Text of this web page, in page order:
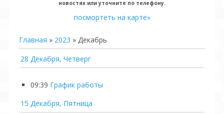
новостях или уточните по телефону.
посмортеть на карте»
Главная » 2023 » Декабрь
28 Декабря, Четверг
09:39 График работы
15 Декабря, Пятница